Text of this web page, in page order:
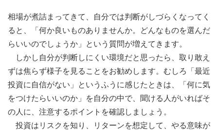
相場が煮詰まってきて、自分では判断がしづらくなってく
ると、「何か良いものありませんか。どんなものを選んだ
らいいのでしょうか」という質問が増えてきます。
しかし自分が判断しにくい環境だと思ったら、取り敢え
ずは焦らず様子を見ることをお勧めします。むしろ「最近
投資に自信がない」というふうに感じたときは、「何に気
をつけたらいいのか」を自分の中で、聞ける人がいればそ
の人に、注意するポイントを確認しましょう。
投資はリスクを知り、リターンを想定して、やる意味が